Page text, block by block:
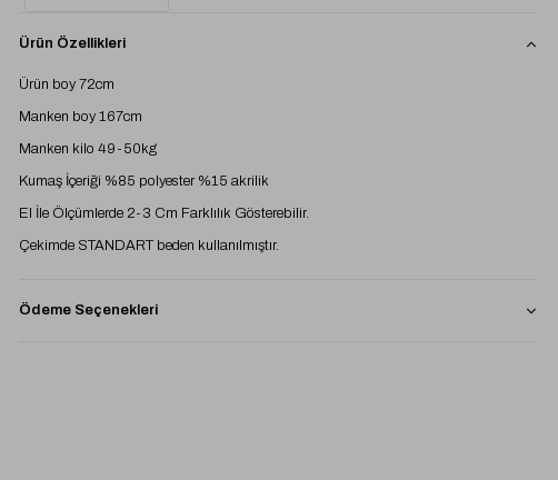
Ürün Özellikleri
Ürün boy 72cm
Manken boy 167cm
Manken kilo 49-50kg
Kumaş İçeriği %85 polyester %15 akrilik
El İle Ölçümlerde 2-3 Cm Farklılık Gösterebilir.
Çekimde STANDART beden kullanılmıştır.
Ödeme Seçenekleri